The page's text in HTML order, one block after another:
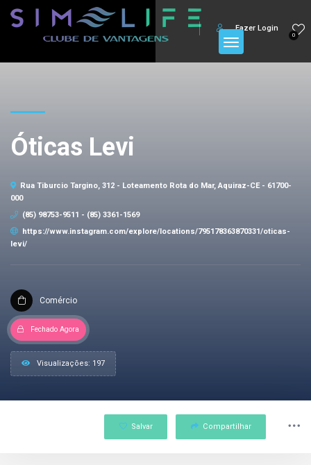
0
Fazer Login
Óticas Levi
Rua Tiburcio Targino, 312 - Loteamento Rota do Mar, Aquiraz-CE - 61700-
000
(85) 98753-9511 - (85) 3361-1569
https://www.instagram.com/explore/locations/795178363870331/oticas-
levi/
Comércio
Fechado Agora
Visualizações: 197
Salvar Compartilhar